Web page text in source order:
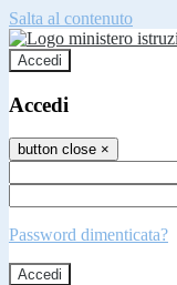
Salta al contenuto
Accedi
Accedi
button close ×
Password dimenticata?